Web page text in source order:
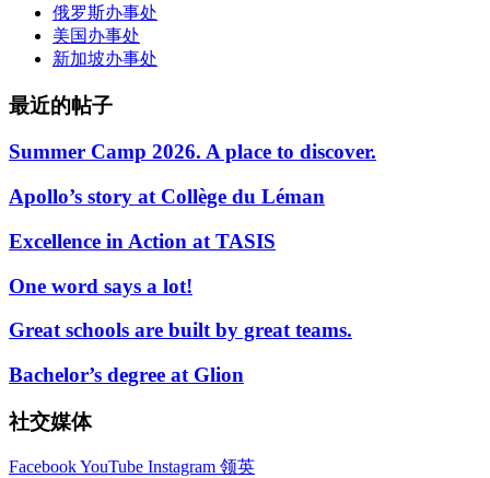
俄罗斯办事处
美国办事处
新加坡办事处
最近的帖子
Summer Camp 2026. A place to discover.
Apollo’s story at Collège du Léman
Excellence in Action at TASIS
One word says a lot!
Great schools are built by great teams.
Bachelor’s degree at Glion
社交媒体
FacebookYouTube Instagram 领英